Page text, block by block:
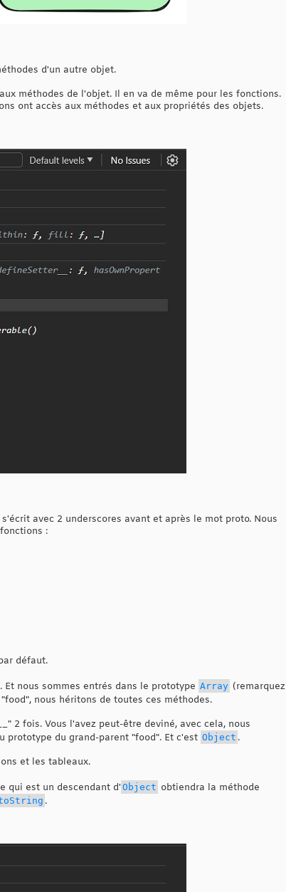
d'un autre objet.
méthodes de l'objet. Il en va de même pour les fonctions.
ont accès aux méthodes et aux propriétés des objets.
avec 2 underscores avant et après le mot proto. Nous
:
défaut.
nous sommes entrés dans le prototype Array (remarquez
nous héritons de toutes ces méthodes.
2 fois. Vous l'avez peut-être deviné, avec cela, nous
prototype du grand-parent "food". Et c'est Object .
et les tableaux.
qui est un descendant d'Object obtiendra la méthode
.